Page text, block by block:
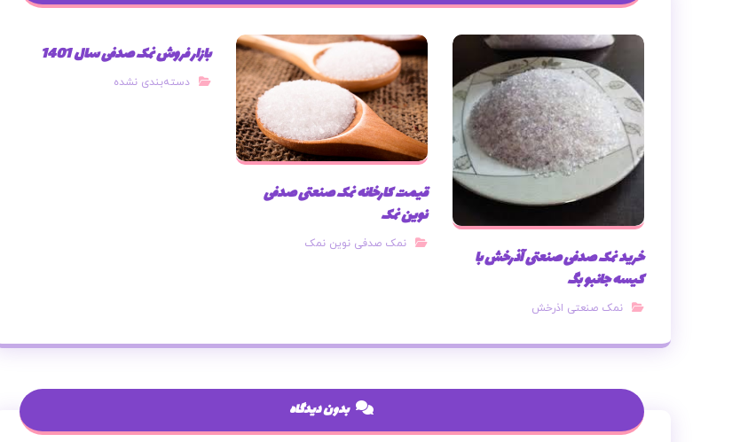
خرید نمک صدفی صنعتی آذرخش با
کیسه جانبو بگ
نمک صنعتی اذرخش
قیمت کارخانه نمک صنعتی صدفی
نوین نمک
نمک صدفی نوین نمک
بازار فروش نمک صدفی سال 1401
دسته‌بندی نشده
بدون دیدگاه